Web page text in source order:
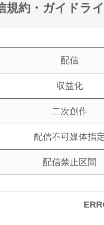
規約・ガイドラ
配信
収益化
二次創作
配信不可媒体指定
配信禁止区間